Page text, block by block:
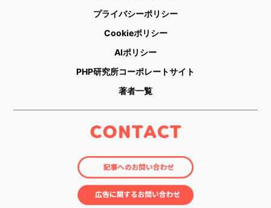
プライバシーポリシー
Cookieポリシー
AIポリシー
PHP研究所コーポレートサイト
著者一覧